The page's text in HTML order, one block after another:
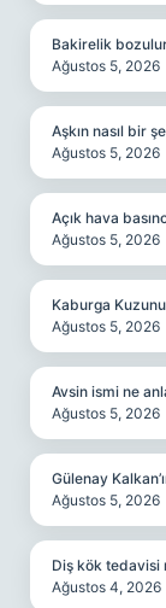
Bakirelik
Ağustos 5, 2026
Aşkın nasıl bir
Ağustos 5, 2026
Açık hava
Ağustos 5, 2026
Kaburga
Ağustos 5, 2026
Avsin ismi ne
Ağustos 5, 2026
Gülenay
Ağustos 5, 2026
Diş kök tedavisi
Ağustos 4, 2026